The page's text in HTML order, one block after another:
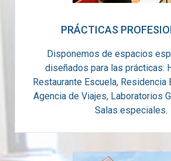
PRÁCTICAS
Disponemos de espacios
diseñados para las prácticas:
Restaurante Escuela, Residencia
Agencia de Viajes, Laboratorios
Salas especiales.